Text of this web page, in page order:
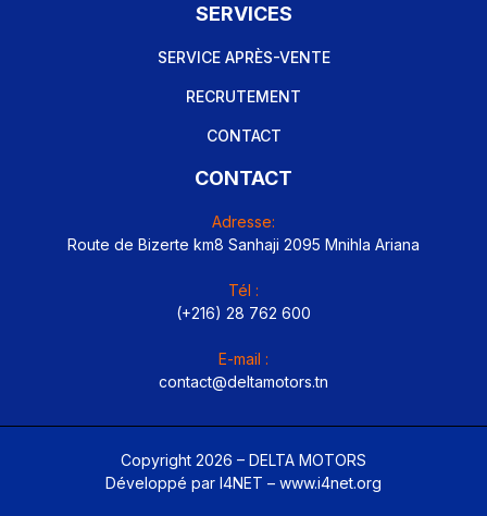
SERVICES
SERVICE APRÈS-VENTE
RECRUTEMENT
CONTACT
CONTACT
Adresse:
Route de Bizerte km8 Sanhaji 2095 Mnihla Ariana
Tél :
(+216) 28 762 600
E-mail :
contact@deltamotors.tn
Copyright 2026 – DELTA MOTORS
Développé par I4NET – www.i4net.org